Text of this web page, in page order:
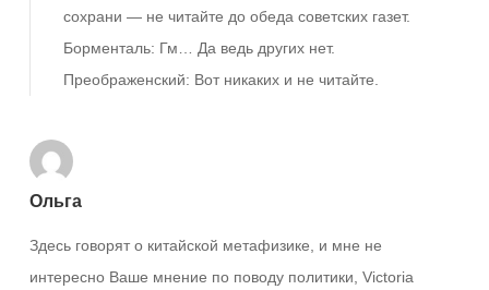
сохрани — не читайте до обеда советских газет.
Борменталь: Гм… Да ведь других нет.
Преображенский: Вот никаких и не читайте.
Ольга
Здесь говорят о китайской метафизике, и мне не
интересно Ваше мнение по поводу политики, Victoria